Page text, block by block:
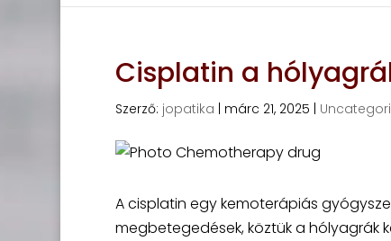
Cisplatin a
Szerző: jopatika márc 21, 2025
A cisplatin egy kemoterápiás
megbetegedések, köztük a hólyagrák